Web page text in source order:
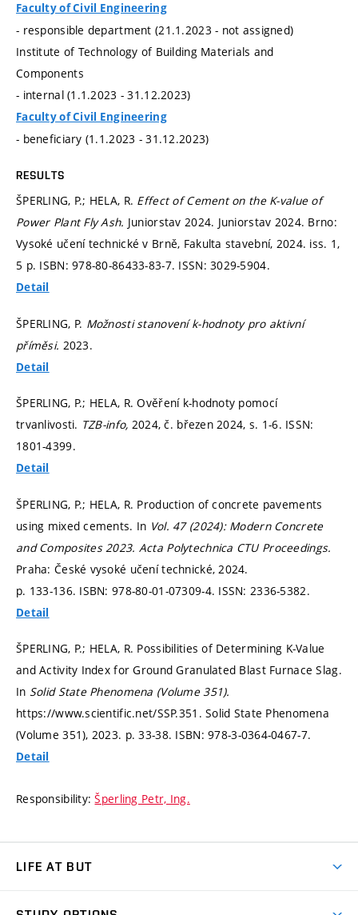
Faculty of Civil Engineering
- responsible department (21.1.2023 - not assigned)
Institute of Technology of Building Materials and
Components
- internal (1.1.2023 - 31.12.2023)
Faculty of Civil Engineering
- beneficiary (1.1.2023 - 31.12.2023)
RESULTS
ŠPERLING, P.; HELA, R. Effect of Cement on the K-value of
Power Plant Fly Ash. Juniorstav 2024. Juniorstav 2024. Brno:
Vysoké učení technické v Brně, Fakulta stavební, 2024. iss. 1,
5 p. ISBN: 978-80-86433-83-7. ISSN: 3029-5904.
Detail
ŠPERLING, P. Možnosti stanovení k-hodnoty pro aktivní
příměsi. 2023.
Detail
ŠPERLING, P.; HELA, R. Ověření k-hodnoty pomocí
trvanlivosti. TZB-info, 2024, č. březen 2024, s. 1-6. ISSN:
1801-4399.
Detail
ŠPERLING, P.; HELA, R. Production of concrete pavements
using mixed cements. In Vol. 47 (2024): Modern Concrete
and Composites 2023. Acta Polytechnica CTU Proceedings.
Praha: České vysoké učení technické, 2024.
p. 133-136. ISBN: 978-80-01-07309-4. ISSN: 2336-5382.
Detail
ŠPERLING, P.; HELA, R. Possibilities of Determining K-Value
and Activity Index for Ground Granulated Blast Furnace Slag.
In Solid State Phenomena (Volume 351).
https://www.scientific.net/SSP.351. Solid State Phenomena
(Volume 351), 2023. p. 33-38. ISBN: 978-3-0364-0467-7.
Detail
Responsibility:Šperling Petr, Ing.
LIFE AT BUT